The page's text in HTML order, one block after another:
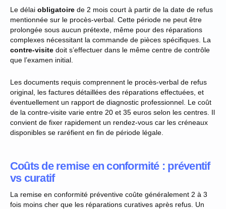
Le délai obligatoire de 2 mois court à partir de la date de refus
mentionnée sur le procès-verbal. Cette période ne peut être
prolongée sous aucun prétexte, même pour des réparations
complexes nécessitant la commande de pièces spécifiques. La
contre-visite doit s’effectuer dans le même centre de contrôle
que l’examen initial.
Les documents requis comprennent le procès-verbal de refus
original, les factures détaillées des réparations effectuées, et
éventuellement un rapport de diagnostic professionnel. Le coût
de la contre-visite varie entre 20 et 35 euros selon les centres. Il
convient de fixer rapidement un rendez-vous car les créneaux
disponibles se raréfient en fin de période légale.
Coûts de remise en conformité : préventif
vs curatif
La remise en conformité préventive coûte généralement 2 à 3
fois moins cher que les réparations curatives après refus. Un